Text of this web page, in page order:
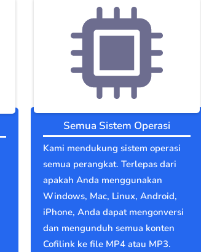
Semua Sistem Operasi
Kami mendukung sistem operasi
semua perangkat. Terlepas dari
apakah Anda menggunakan
Windows, Mac, Linux, Android,
iPhone, Anda dapat mengonversi
dan mengunduh semua konten
Cofilink ke file MP4 atau MP3.